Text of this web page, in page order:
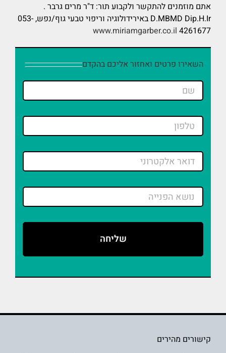
אתם מוזמנים להתקשר ולקבוע תור: ד"ר מרים גרבר .
D.MBMD Dip.H.Ir באירידולוגיה וריפוי טבעי גוף/נפש, 053-
4261677
www.miriamgarber.co.il
השאירו פרטים ואחזור אליכם בהקדם
קישורים מהירים